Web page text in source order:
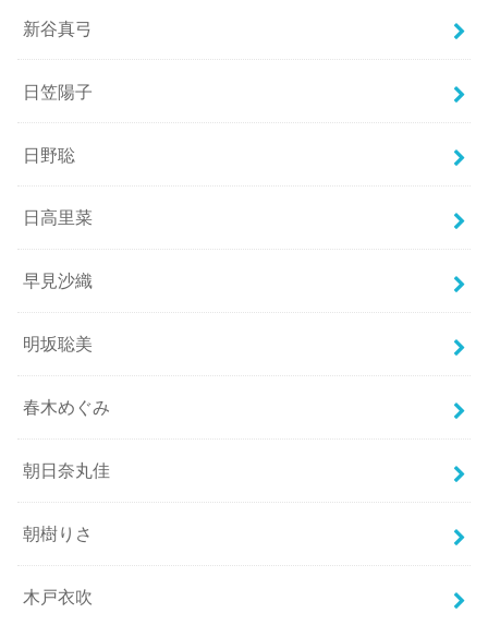
新谷真弓
日笠陽子
日野聡
日高里菜
早見沙織
明坂聡美
春木めぐみ
朝日奈丸佳
朝樹りさ
木戸衣吹